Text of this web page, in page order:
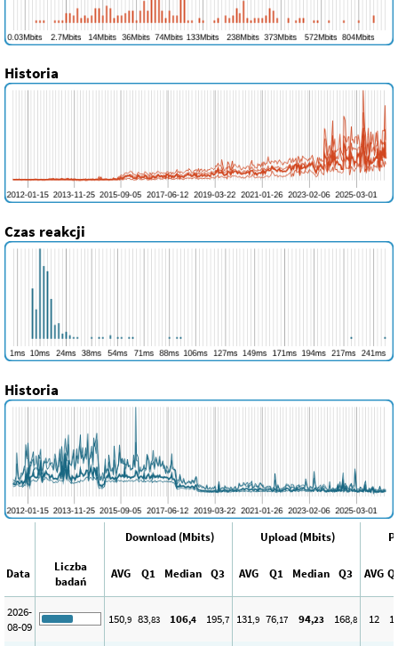
Historia
Czas reakcji
Historia
Download (Mbits) Upload (Mbits)
Data
Liczba
badań
AVG Q1 Median Q3 AVG Q1 Median Q3 AVG
2026-
08-09
150,9 83,83 106,4 195,7 131,9 76,17 94,23 168,8 12